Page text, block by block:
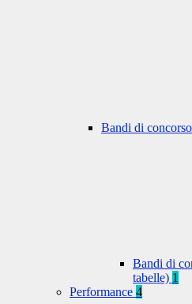
Bandi di concorso
Bandi di
tabelle) 1
Performance 4